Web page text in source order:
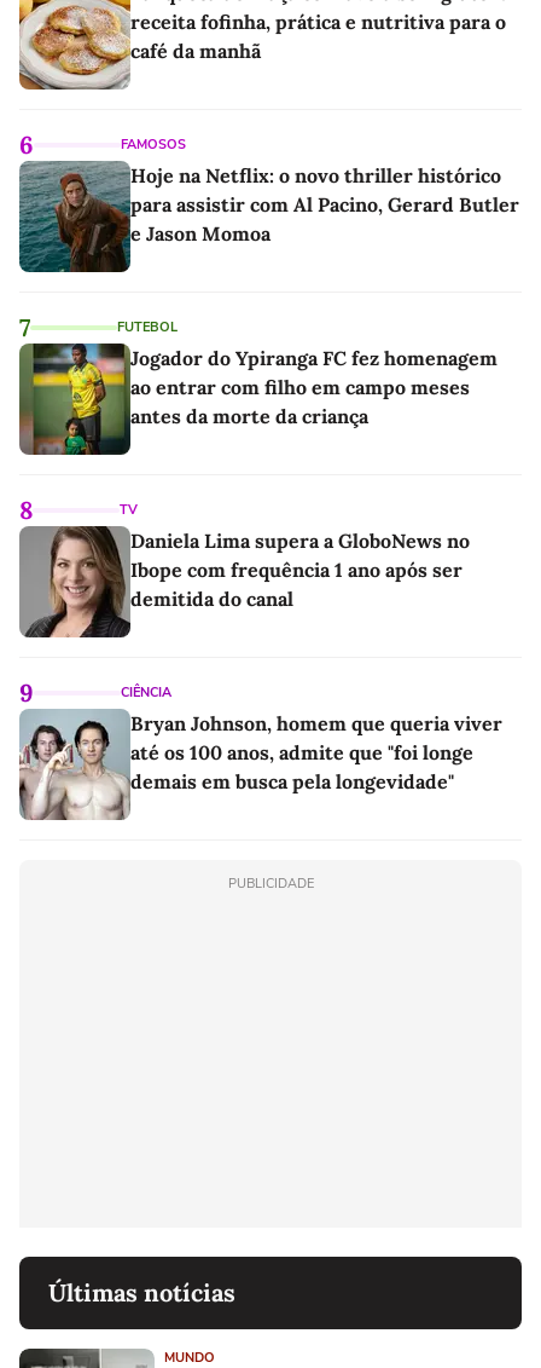
receita fofinha, prática e nutritiva para o
café da manhã
6 FAMOSOS
Hoje na Netflix: o novo thriller histórico
para assistir com Al Pacino, Gerard Butler
e Jason Momoa
7 FUTEBOL
Jogador do Ypiranga FC fez homenagem
ao entrar com filho em campo meses
antes da morte da criança
8 TV
Daniela Lima supera a GloboNews no
Ibope com frequência 1 ano após ser
demitida do canal
9 CIÊNCIA
Bryan Johnson, homem que queria viver
até os 100 anos, admite que "foi longe
demais em busca pela longevidade"
PUBLICIDADE
Últimas notícias
MUNDO